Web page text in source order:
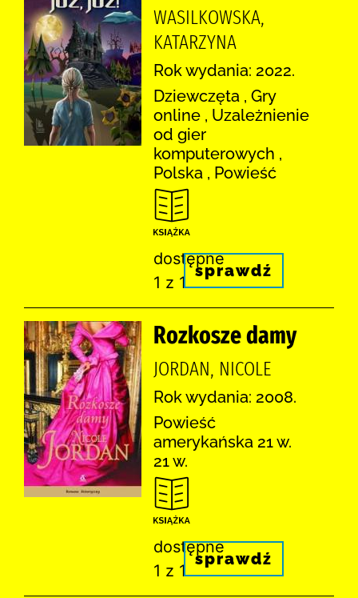
WASILKOWSKA,
KATARZYNA
Rok wydania: 2022.
Dziewczęta , Gry
online , Uzależnienie
od gier
komputerowych ,
Polska , Powieść
dostępne
1 z 1
sprawdź
Rozkosze damy
JORDAN, NICOLE
Rok wydania: 2008.
Powieść
amerykańska 21 w.
21 w.
dostępne
1 z 1
sprawdź